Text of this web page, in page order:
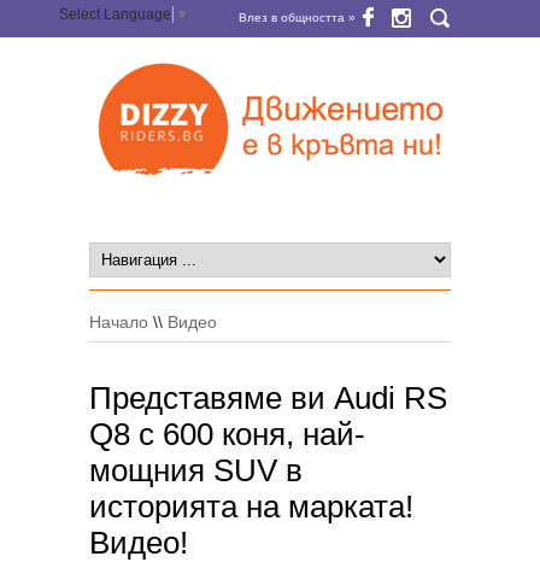
Select Language ▼ Влез в общността »
Начало \\ Видео
Представяме ви Audi RS
Q8 с 600 коня, най-
мощния SUV в
историята на марката!
Видео!